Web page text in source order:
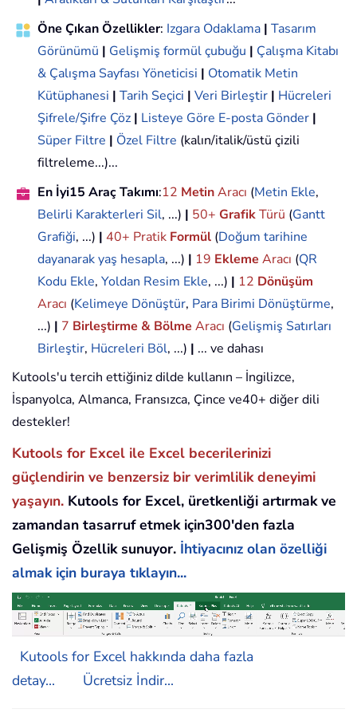
Öne Çıkan Özellikler: Izgara Odaklama | Tasarım
Görünümü | Gelişmiş formül çubuğu | Çalışma Kitabı
& Çalışma Sayfası Yöneticisi | Otomatik Metin
Kütüphanesi | Tarih Seçici | Veri Birleştir | Hücreleri
Şifrele/Şifre Çöz | Listeye Göre E-posta Gönder |
Süper Filtre | Özel Filtre (kalın/italik/üstü çizili
filtreleme...)...
En İyi15 Araç Takımı:12 MetinAracı (Metin Ekle,
Belirli Karakterleri Sil, ...) | 50+ GrafikTürü (Gantt
Grafiği, ...) | 40+ Pratik Formül (Doğum tarihine
dayanarak yaş hesapla, ...) | 19 Ekleme Aracı (QR
Kodu Ekle, Yoldan Resim Ekle, ...) | 12 Dönüşüm
Aracı (Kelimeye Dönüştür, Para Birimi Dönüştürme,
...) | 7 Birleştirme & Bölme Aracı (Gelişmiş Satırları
Birleştir, Hücreleri Böl, ...) | ... ve dahası
Kutools'u tercih ettiğiniz dilde kullanın – İngilizce,
İspanyolca, Almanca, Fransızca, Çince ve40+ diğer dili
destekler!
Kutools for Excel ile Excel becerilerinizi
güçlendirin ve benzersiz bir verimlilik deneyimi
yaşayın. Kutools for Excel, üretkenliği artırmak ve
zamandan tasarruf etmek için300'den fazla
Gelişmiş Özellik sunuyor. İhtiyacınız olan özelliği
almak için buraya tıklayın...
Kutools for Excel hakkında daha fazla
detay...
Ücretsiz İndir...